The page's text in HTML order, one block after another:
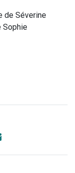
de Séverine
Sophie